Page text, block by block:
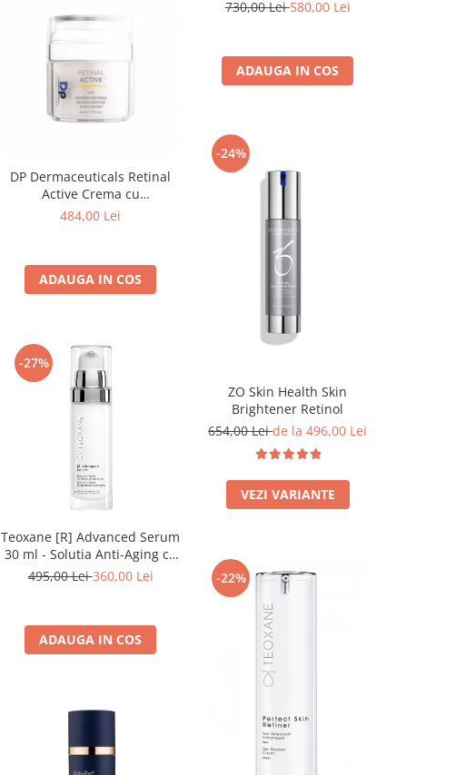
730,00 Lei580,00 Lei
ADAUGA IN COS
DP Dermaceuticals Retinal
Active Crema cu
Retinaldehida 50 ml
484,00 Lei
ADAUGA IN COS
-24%
ZO Skin Health Skin
Brightener Retinol
654,00 Leide la 496,00 Lei
VEZI VARIANTE
-27%
Teoxane [R] Advanced Serum
30 ml - Solutia Anti-Aging cu
Efect Similar Retinolului
495,00 Lei360,00 Lei
ADAUGA IN COS
-22%